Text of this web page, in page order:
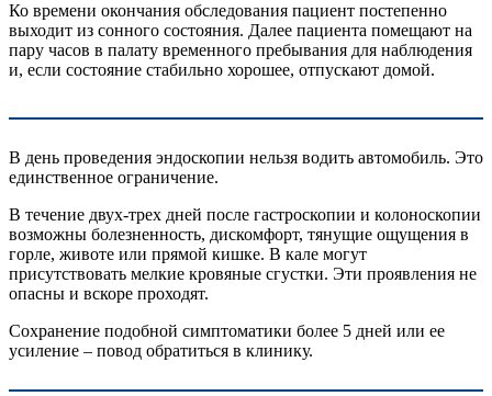
Ко времени окончания обследования пациент постепенно
выходит из сонного состояния. Далее пациента помещают на
пару часов в палату временного пребывания для наблюдения
и, если состояние стабильно хорошее, отпускают домой.
В день проведения эндоскопии нельзя водить автомобиль. Это
единственное ограничение.
В течение двух-трех дней после гастроскопии и колоноскопии
возможны болезненность, дискомфорт, тянущие ощущения в
горле, животе или прямой кишке. В кале могут
присутствовать мелкие кровяные сгустки. Эти проявления не
опасны и вскоре проходят.
Сохранение подобной симптоматики более 5 дней или ее
усиление – повод обратиться в клинику.